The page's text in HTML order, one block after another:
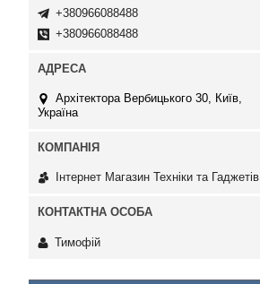
+380966088488
+380966088488
Архітектора Вербицького 30, Київ,
Україна
Інтернет Магазин Техніки та Гаджетів
Тимофій